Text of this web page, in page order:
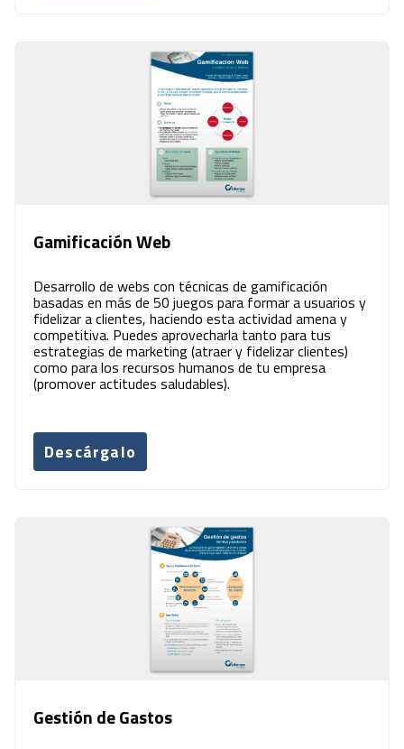
Gamificación Web
Desarrollo de webs con técnicas de gamificación
basadas en más de 50 juegos para formar a usuarios y
fidelizar a clientes, haciendo esta actividad amena y
competitiva. Puedes aprovecharla tanto para tus
estrategias de marketing (atraer y fidelizar clientes)
como para los recursos humanos de tu empresa
(promover actitudes saludables).
Descárgalo
Gestión de Gastos